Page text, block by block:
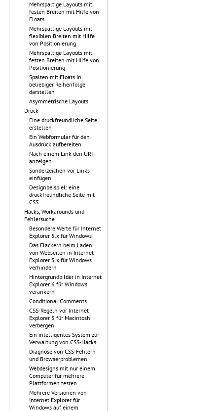
Mehrspaltige Layouts mit
festen Breiten mit Hilfe von
Floats
Mehrspaltige Layouts mit
flexiblen Breiten mit Hilfe
von Positionierung
Mehrspaltige Layouts mit
festen Breiten mit Hilfe von
Positionierung
Spalten mit Floats in
beliebiger Reihenfolge
darstellen
Asymmetrische Layouts
Druck
Eine druckfreundliche Seite
erstellen
Ein Webformular für den
Ausdruck aufbereiten
Nach einem Link den URI
anzeigen
Sonderzeichen vor Links
einfügen
Designbeispiel: eine
druckfreundliche Seite mit
CSS
Hacks, Workarounds und
Fehlersuche
Besondere Werte für Internet
Explorer 5.x für Windows
Das Flackern beim Laden
von Webseiten in Internet
Explorer 5.x für Windows
verhindern
Hintergrundbilder in Internet
Explorer 6 für Windows
verankern
Conditional Comments
CSS-Regeln vor Internet
Explorer 5 für Macintosh
verbergen
Ein intelligentes System zur
Verwaltung von CSS-Hacks
Diagnose von CSS-Fehlern
und Browserproblemen
Webdesigns mit nur einem
Computer für mehrere
Plattformen testen
Mehrere Versionen von
Internet Explorer für
Windows auf einem